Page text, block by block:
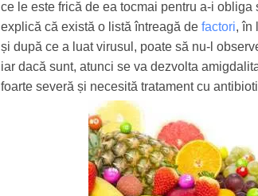
ce le este frică de ea tocmai pentru a-i
explică că există o listă întreagă de factori, în
și după ce a luat virusul, poate să nu-l
iar dacă sunt, atunci se va dezvolta
foarte severă și necesită tratament cu